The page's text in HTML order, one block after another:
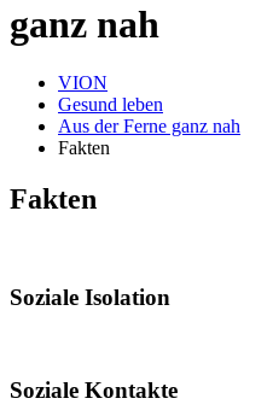
ganz nah
VION
Gesund leben
Aus der Ferne ganz nah
Fakten
Fakten
Soziale Isolation
Soziale Kontakte